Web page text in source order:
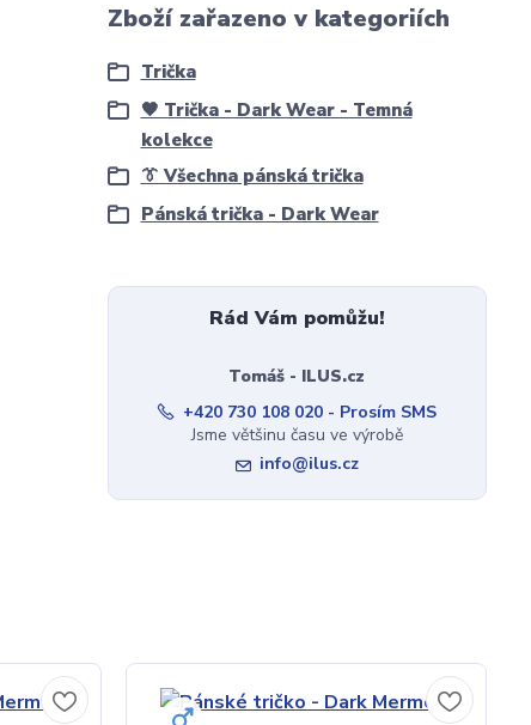
Zboží zařazeno v kategoriích
Trička
🖤 Trička - Dark Wear - Temná
kolekce
👔 Všechna pánská trička
Pánská trička - Dark Wear
Rád Vám pomůžu!
Tomáš - ILUS.cz
+420 730 108 020 - Prosím SMS
Jsme většinu času ve výrobě
info@ilus.cz